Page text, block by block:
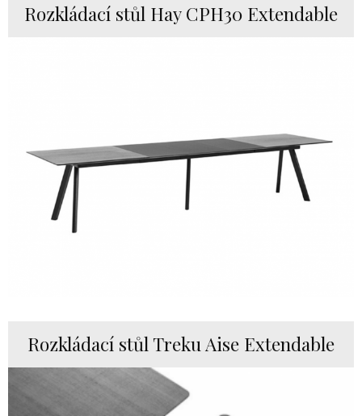
Rozkládací stůl Hay CPH30 Extendable
Rozkládací stůl Treku Aise Extendable